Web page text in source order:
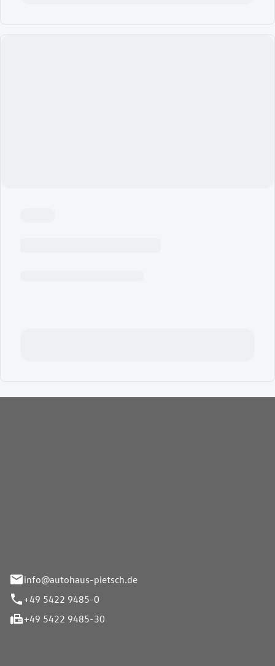
info@autohaus-pietsch.de
+49 5422 9485-0
+49 5422 9485-30